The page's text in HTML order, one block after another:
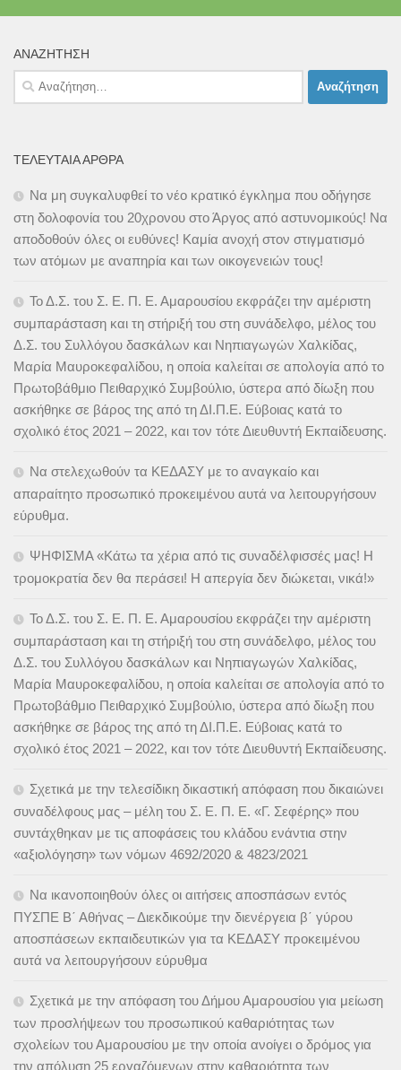
ΑΝΑΖΉΤΗΣΗ
Αναζήτηση
για:
ΤΕΛΕΥΤΑΊΑ ΆΡΘΡΑ
Να μη συγκαλυφθεί το νέο κρατικό έγκλημα που οδήγησε
στη δολοφονία του 20χρονου στο Άργος από αστυνομικούς! Να
αποδοθούν όλες οι ευθύνες! Καμία ανοχή στον στιγματισμό
των ατόμων με αναπηρία και των οικογενειών τους!
Το Δ.Σ. του Σ. Ε. Π. Ε. Αμαρουσίου εκφράζει την αμέριστη
συμπαράσταση και τη στήριξή του στη συνάδελφο, μέλος του
Δ.Σ. του Συλλόγου δασκάλων και Νηπιαγωγών Χαλκίδας,
Μαρία Μαυροκεφαλίδου, η οποία καλείται σε απολογία από το
Πρωτοβάθμιο Πειθαρχικό Συμβούλιο, ύστερα από δίωξη που
ασκήθηκε σε βάρος της από τη ΔΙ.Π.Ε. Εύβοιας κατά το
σχολικό έτος 2021 – 2022, και τον τότε Διευθυντή Εκπαίδευσης.
Να στελεχωθούν τα ΚΕΔΑΣΥ με το αναγκαίο και
απαραίτητο προσωπικό προκειμένου αυτά να λειτουργήσουν
εύρυθμα.
ΨΗΦΙΣΜΑ «Κάτω τα χέρια από τις συναδέλφισσές μας! Η
τρομοκρατία δεν θα περάσει! Η απεργία δεν διώκεται, νικά!»
Το Δ.Σ. του Σ. Ε. Π. Ε. Αμαρουσίου εκφράζει την αμέριστη
συμπαράσταση και τη στήριξή του στη συνάδελφο, μέλος του
Δ.Σ. του Συλλόγου δασκάλων και Νηπιαγωγών Χαλκίδας,
Μαρία Μαυροκεφαλίδου, η οποία καλείται σε απολογία από το
Πρωτοβάθμιο Πειθαρχικό Συμβούλιο, ύστερα από δίωξη που
ασκήθηκε σε βάρος της από τη ΔΙ.Π.Ε. Εύβοιας κατά το
σχολικό έτος 2021 – 2022, και τον τότε Διευθυντή Εκπαίδευσης.
Σχετικά με την τελεσίδικη δικαστική απόφαση που δικαιώνει
συναδέλφους μας – μέλη του Σ. Ε. Π. Ε. «Γ. Σεφέρης» που
συντάχθηκαν με τις αποφάσεις του κλάδου ενάντια στην
«αξιολόγηση» των νόμων 4692/2020 & 4823/2021
Να ικανοποιηθούν όλες οι αιτήσεις αποσπάσων εντός
ΠΥΣΠΕ Β΄ Αθήνας – Διεκδικούμε την διενέργεια β΄ γύρου
αποσπάσεων εκπαιδευτικών για τα ΚΕΔΑΣΥ προκειμένου
αυτά να λειτουργήσουν εύρυθμα
Σχετικά με την απόφαση του Δήμου Αμαρουσίου για μείωση
των προσλήψεων του προσωπικού καθαριότητας των
σχολείων του Αμαρουσίου με την οποία ανοίγει ο δρόμος για
την απόλυση 25 εργαζόμενων στην καθαριότητα των